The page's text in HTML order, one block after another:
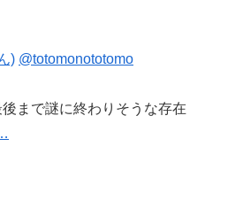
) @totomonototomo
まで謎に終わりそうな存在